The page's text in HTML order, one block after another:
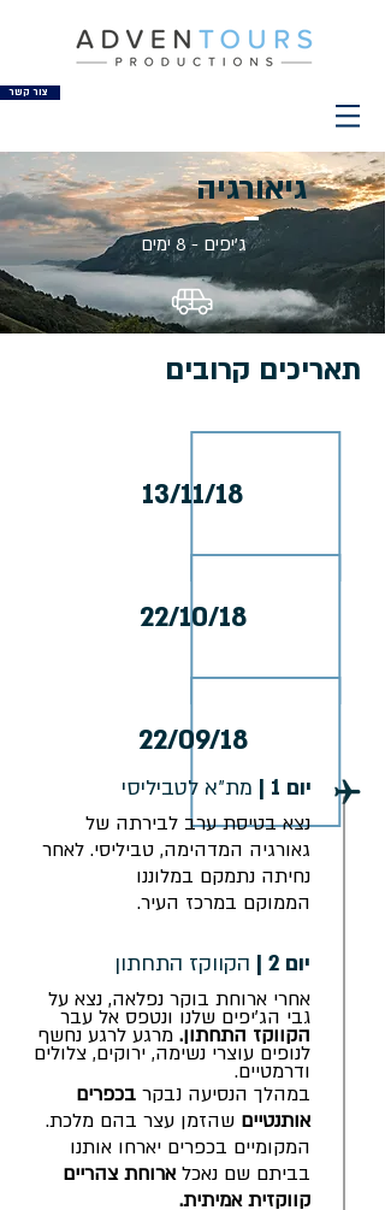
צור קשר
גיאורגיה
ג'יפים - 8 ימים
תאריכים קרובים
13/11/18
22/10/18
22/09/18
יום 1 | מת״א לטביליסי
נצא בטיסת ערב לבירתה של
גאורגיה המדהימה, טביליסי. לאחר
נחיתה נתמקם במלוננו
הממוקם במרכז העיר.
אחרי ארוחת בוקר נפלאה, נצא על
גבי הג'יפים שלנו ונטפס אל עבר
הקווקז התחתון. מרגע לרגע נחשף
לנופים עוצרי נשימה, ירוקים, צלולים
ודרמטיים.
במהלך הנסיעה נבקר בכפרים
אותנטיים שהזמן עצר בהם מלכת.
המקומיים בכפרים יארחו אותנו
בביתם שם נאכלארוחת צהריים
קווקזית אמיתית.
יום 2 | הקווקז התחתון